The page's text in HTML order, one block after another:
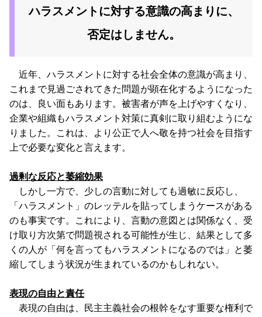
ハラスメントに対する意識の高まりに、
否定はしません。
近年、ハラスメントに対する社会全体の意識が高まり、
これまで見過ごされてきた問題が顕在化するようになった
のは、良い面もあります。被害者が声を上げやすくなり、
企業や組織もハラスメント対策に真剣に取り組むようにな
りました。これは、より公正で人へ敬を持つ社会を目指す
上で必要な変化と言えます。
過剰な反応と萎縮効果
しかし一方で、少しの言動に対しても過敏に反応し、
「ハラスメント」のレッテルを貼ってしまうケースがある
のも事実です。これにより、言動の意図とは関係なく、受
け取り方次第で問題視される可能性が生じ、結果として多
くの人が「何を言ってもハラスメントになるのでは」と萎
縮してしまう状況が生まれているのかもしれない。
表現の自由と責任
表現の自由は、民主主義社会の根幹をなす重要な権利で